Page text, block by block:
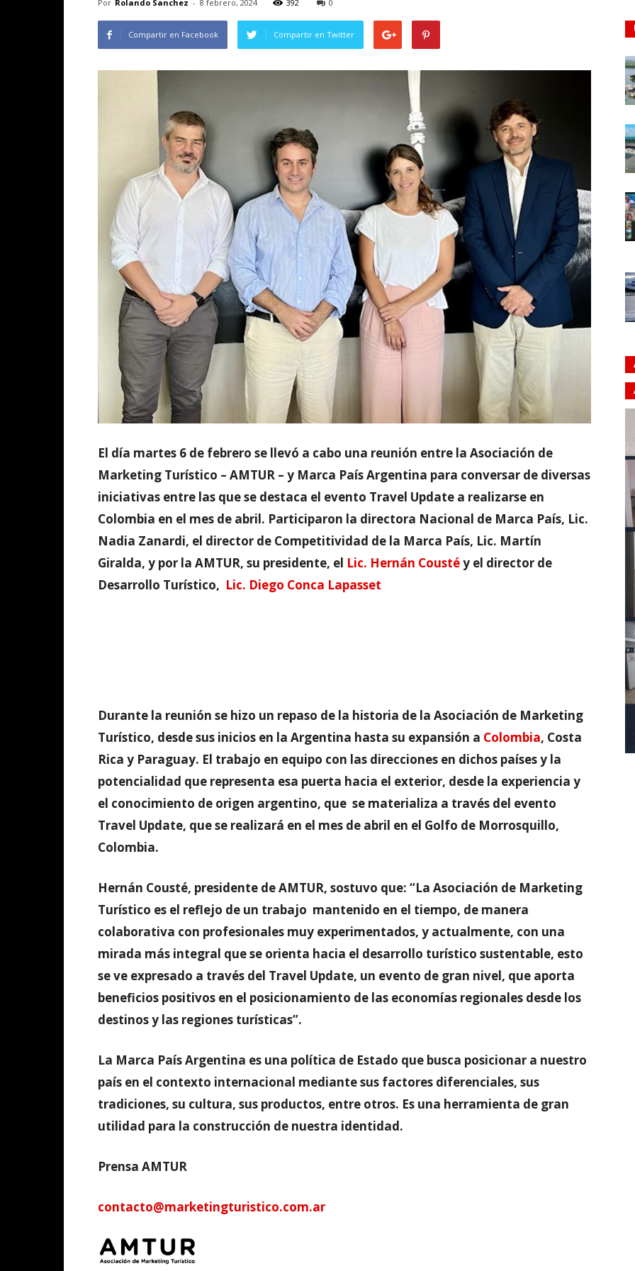
Por Rolando Sanchez - 8 febrero, 2024 392 0
Compartir en Facebook Compartir en Twitter
El día martes 6 de febrero se llevó a cabo una reunión entre la Asociación de
Marketing Turístico – AMTUR – y Marca País Argentina para conversar de diversas
iniciativas entre las que se destaca el evento Travel Update a realizarse en
Colombia en el mes de abril. Participaron la directora Nacional de Marca País, Lic.
Nadia Zanardi, el director de Competitividad de la Marca País, Lic. Martín
Giralda, y por la AMTUR, su presidente, el Lic. Hernán Coustéy el director de
Desarrollo Turístico, Lic. Diego Conca Lapasset
Durante la reunión se hizo un repaso de la historia de la Asociación de Marketing
Turístico, desde sus inicios en la Argentina hasta su expansión a Colombia, Costa
Rica y Paraguay. El trabajo en equipo con las direcciones en dichos países y la
potencialidad que representa esa puerta hacia el exterior, desde la experiencia y
el conocimiento de origen argentino, que se materializa a través del evento
Travel Update, que se realizará en el mes de abril en el Golfo de Morrosquillo,
Colombia.
Hernán Cousté, presidente de AMTUR, sostuvo que: “La Asociación de Marketing
Turístico es el reflejo de un trabajo mantenido en el tiempo, de manera
colaborativa con profesionales muy experimentados, y actualmente, con una
mirada más integral que se orienta hacia el desarrollo turístico sustentable, esto
se ve expresado a través del Travel Update, un evento de gran nivel, que aporta
beneficios positivos en el posicionamiento de las economías regionales desde los
destinos y las regiones turísticas”.
La Marca País Argentina es una política de Estado que busca posicionar a nuestro
país en el contexto internacional mediante sus factores diferenciales, sus
tradiciones, su cultura, sus productos, entre otros. Es una herramienta de gran
utilidad para la construcción de nuestra identidad.
Prensa AMTUR
contacto@marketingturistico.com.ar